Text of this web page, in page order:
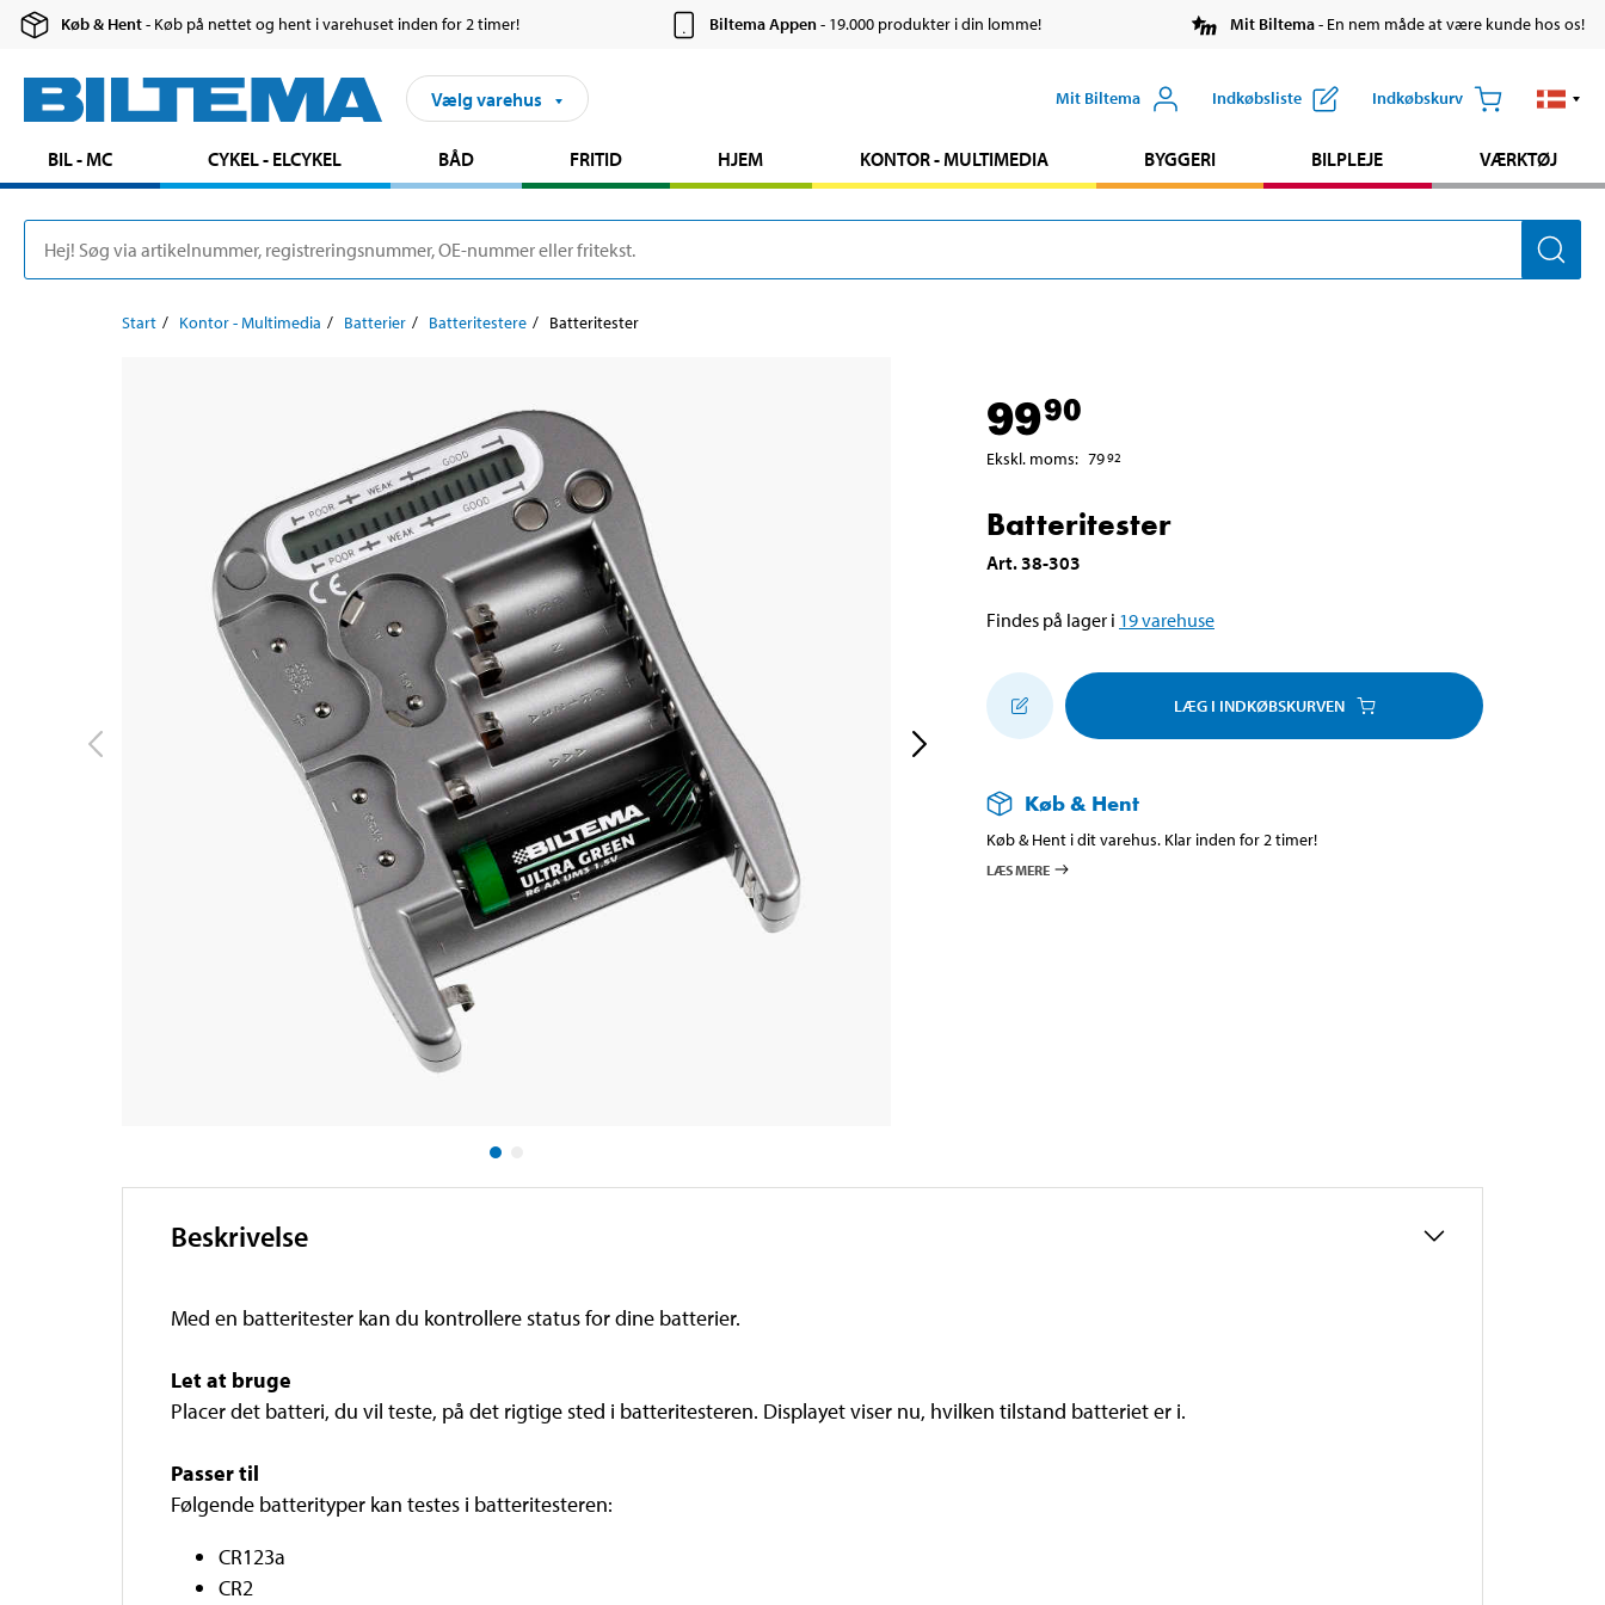
Køb & Hent- Køb på nettet og hent i varehuset inden for 2 timer! Biltema Appen- 19.000 produkter i din lomme! Mit Biltema- En nem måde at være kunde hos os!
Vælg varehus Mit Biltema Indkøbsliste Indkøbskurv
BIL - MC CYKEL - ELCYKEL BÅD FRITID HJEM KONTOR - MULTIMEDIA BYGGERI BILPLEJE VÆRKTØJ
Start Kontor - Multimedia Batterier Batteritestere Batteritester
9990
Ekskl. moms: 7992
Batteritester
Art.38-303
Findes på lager i 19varehuse
LÆG I INDKØBSKURVEN
Køb & Hent
Køb & Hent i dit varehus. Klar inden for 2 timer!
LÆS MERE
Beskrivelse
Med en batteritester kan du kontrollere status for dine batterier.
Let at bruge
Placer det batteri, du vil teste, på det rigtige sted i batteritesteren. Displayet viser nu, hvilken tilstand batteriet er i.
Passer til
Følgende batterityper kan testes i batteritesteren:
CR123a
CR2